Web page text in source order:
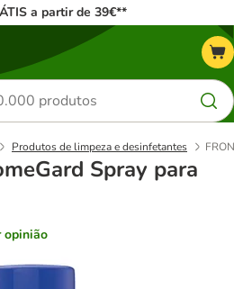
a partir de 39€**
Produtos de limpeza e desinfetantes
Spray para
opinião